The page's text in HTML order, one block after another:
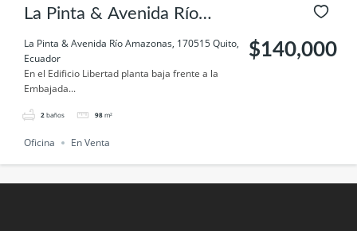
La Pinta & Avenida Río
Amazonas, 170515 Quito,
Ecuador
La Pinta & Avenida Río Amazonas, 170515 Quito,
Ecuador
En el Edificio Libertad planta baja frente a la
Embajada...
2 baños 98 m²
$140,000
Oficina En Venta